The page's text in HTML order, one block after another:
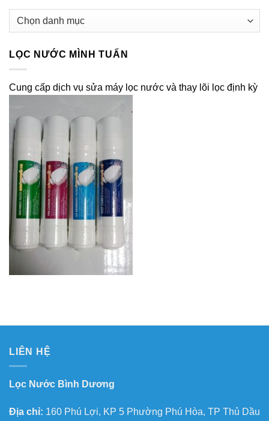
Dịch
LỌC NƯỚC MÌNH TUẤN
Cung cấp dịch vụ sửa máy lọc nước và thay lõi lọc định kỳ
LIÊN HỆ
Lọc Nước Bình Dương
Địa chỉ: 160 Phú Lợi, KP 5 Phường Phú Hòa, TP Thủ Dầu